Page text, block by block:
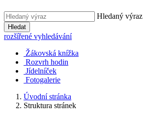
Hledaný výraz
Hledat
rozšířené vyhledávání
Žákovská knížka
Rozvrh hodin
Jídelníček
Fotogalerie
Úvodní stránka
Struktura stránek